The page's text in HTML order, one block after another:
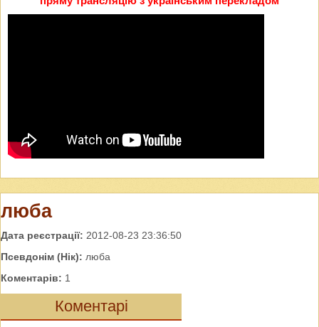
люба
Дата реєстрації: 2012-08-23 23:36:50
Псевдонім (Нік): люба
Коментарів: 1
Коментарі